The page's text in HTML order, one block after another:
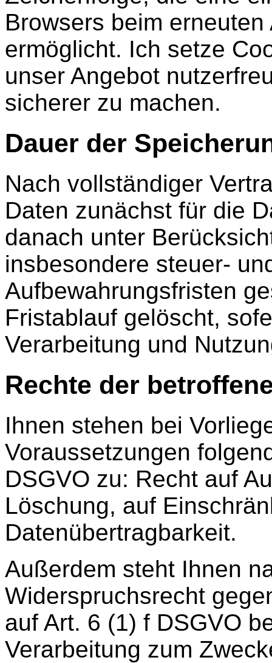
Browsers beim
ermöglicht. Ich setze
unser Angebot
sicherer zu machen.
Dauer der
Nach vollständiger
Daten zunächst für die
danach unter
insbesondere steuer-
Aufbewahrungsfristen
Fristablauf gelöscht,
Verarbeitung und
Rechte der
Ihnen stehen bei
Voraussetzungen
DSGVO zu: Recht auf
Löschung, auf
Datenübertragbarkeit.
Außerdem steht Ihnen
Widerspruchsrecht
auf Art. 6 (1) f DSGVO
Verarbeitung zum